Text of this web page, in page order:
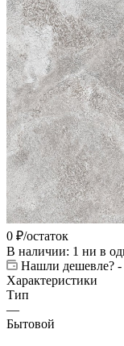
0 ₽/остаток
В наличии: 1 ни в
Нашли дешевле?
Характеристики
Тип
—
Бытовой